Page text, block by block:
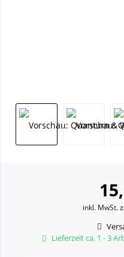
inkl. MwSt.
Lieferzeit ca. 1 - 3